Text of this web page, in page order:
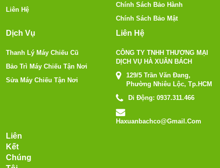
Liên Hệ
Chính Sách Bảo Hành
Chính Sách Bảo Mật
Dịch Vụ
Thanh Lý Máy Chiếu Cũ
Bảo Trì Máy Chiếu Tận Nơi
Sửa Máy Chiếu Tận Nơi
Liên Hệ
CÔNG TY TNHH THƯƠNG MẠI
DỊCH VỤ HÀ XUÂN BÁCH
129/5 Trần Văn Đang,
Phường Nhiêu Lộc, Tp.HCM
Di Động: 0937.311.466
Haxuanbachco@gmail.com
Liên
Kết
Chúng